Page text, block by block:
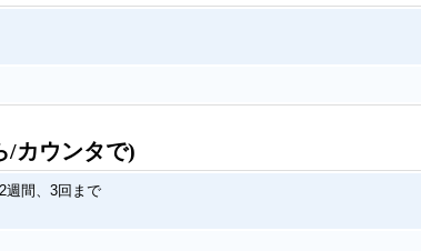
/カウンタで)
週間、3回まで